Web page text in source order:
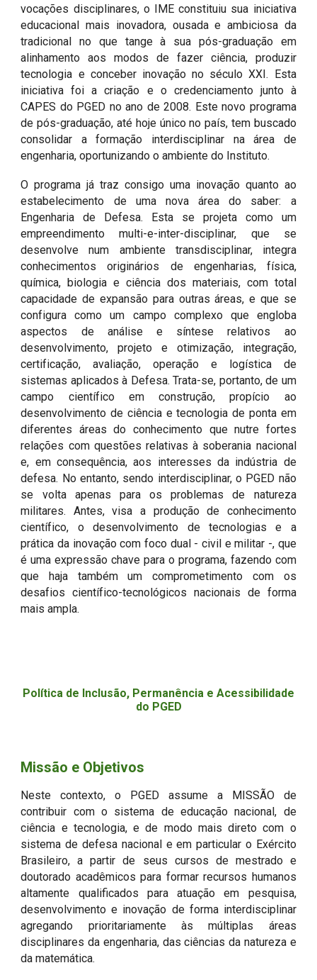
vocações disciplinares, o IME constituiu sua iniciativa
educacional mais inovadora, ousada e ambiciosa da
tradicional no que tange à sua pós-graduação em
alinhamento aos modos de fazer ciência, produzir
tecnologia e conceber inovação no século XXI. Esta
iniciativa foi a criação e o credenciamento junto à
CAPES do PGED no ano de 2008. Este novo programa
de pós-graduação, até hoje único no país, tem buscado
consolidar a formação interdisciplinar na área de
engenharia, oportunizando o ambiente do Instituto.
O programa já traz consigo uma inovação quanto ao
estabelecimento de uma nova área do saber: a
Engenharia de Defesa. Esta se projeta como um
empreendimento multi-e-inter-disciplinar, que se
desenvolve num ambiente transdisciplinar, integra
conhecimentos originários de engenharias, física,
química, biologia e ciência dos materiais, com total
capacidade de expansão para outras áreas, e que se
configura como um campo complexo que engloba
aspectos de análise e síntese relativos ao
desenvolvimento, projeto e otimização, integração,
certificação, avaliação, operação e logística de
sistemas aplicados à Defesa. Trata-se, portanto, de um
campo científico em construção, propício ao
desenvolvimento de ciência e tecnologia de ponta em
diferentes áreas do conhecimento que nutre fortes
relações com questões relativas à soberania nacional
e, em consequência, aos interesses da indústria de
defesa. No entanto, sendo interdisciplinar, o PGED não
se volta apenas para os problemas de natureza
militares. Antes, visa a produção de conhecimento
científico, o desenvolvimento de tecnologias e a
prática da inovação com foco dual - civil e militar -, que
é uma expressão chave para o programa, fazendo com
que haja também um comprometimento com os
desafios científico-tecnológicos nacionais de forma
mais ampla.
Política de Inclusão, Permanência e Acessibilidade
do PGED
Missão e Objetivos
Neste contexto, o PGED assume a MISSÃO de
contribuir com o sistema de educação nacional, de
ciência e tecnologia, e de modo mais direto com o
sistema de defesa nacional e em particular o Exército
Brasileiro, a partir de seus cursos de mestrado e
doutorado acadêmicos para formar recursos humanos
altamente qualificados para atuação em pesquisa,
desenvolvimento e inovação de forma interdisciplinar
agregando prioritariamente às múltiplas áreas
disciplinares da engenharia, das ciências da natureza e
da matemática.